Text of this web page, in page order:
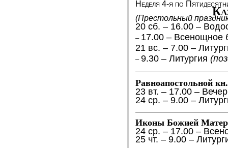
Неделя 4-я по
(Престольный
20 сб. – 16.00 –
– 17.00 – Всенощное
21 вс. – 7.00 –
–9.30 – Литургия
Равноапостольной
23 вт. – 17.00 –
24 ср. –9.00 –
Иконы Божией
24 ср. – 17.00 –
25 чт. – 9.00 –